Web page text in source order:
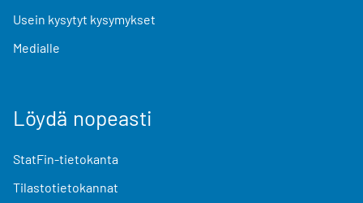
Usein kysytyt kysymykset
Medialle
Löydä nopeasti
StatFin-tietokanta
Tilastotietokannat